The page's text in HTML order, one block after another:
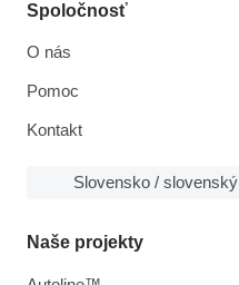
Spoločnosť
O nás
Pomoc
Kontakt
Slovensko / slovenský
Naše projekty